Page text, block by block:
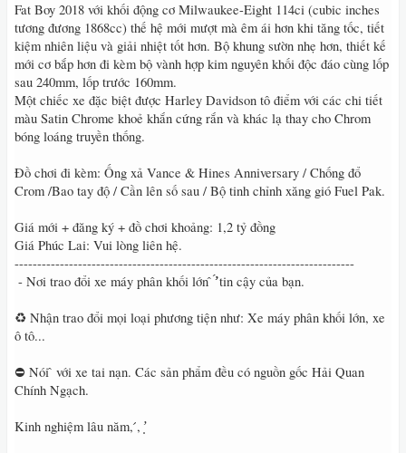
Fat Boy 2018 với khối động cơ Milwaukee-Eight 114ci (cubic inches
tương đương 1868cc) thế hệ mới mượt mà êm ái hơn khi tăng tốc, tiết
kiệm nhiên liệu và giải nhiệt tốt hơn. Bộ khung sườn nhẹ hơn, thiết kế
mới cơ bắp hơn đi kèm bộ vành hợp kim nguyên khối độc đáo cùng lốp
sau 240mm, lốp trước 160mm.
Một chiếc xe đặc biệt được Harley Davidson tô điểm với các chi tiết
màu Satin Chrome khoẻ khắn cứng rắn và khác lạ thay cho Chrom
bóng loáng truyền thống.
Đồ chơi đi kèm: Ống xả Vance & Hines Anniversary / Chống đổ
Crom /Bao tay độ / Cần lên số sau / Bộ tinh chỉnh xăng gió Fuel Pak.
Giá mới + đăng ký + đồ chơi khoảng: 1,2 tỷ đồng
Giá Phúc Lai: Vui lòng liên hệ.
---------------------------------------------------------------------------
́ - Nơi trao đổi xe máy phân khối lớn ̂ ̛̛́ tin cậy của bạn.
♻️ Nhận trao đổi mọi loại phương tiện như: Xe máy phân khối lớn, xe
ô tô...
⛔️ Nói ̂ với xe tai nạn. Các sản phẩm đều có nguồn gốc Hải Quan
Chính Ngạch.
Kinh nghiệm lâu năm, ́, ̛̣